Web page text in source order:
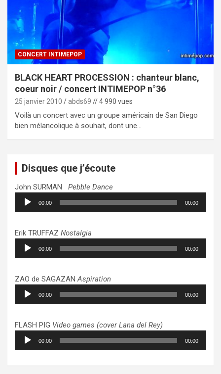
CONCERT INTIMEPOP
BLACK HEART PROCESSION : chanteur blanc,
coeur noir / concert INTIMEPOP n°36
25 janvier 2010 abds69 // 4 990 vues
Voilà un concert avec un groupe américain de San Diego
bien mélancolique à souhait, dont une…
Disques que j’écoute
John SURMAN Pebble Dance
Lecteur
audio
00:00 00:00
Erik TRUFFAZ Nostalgia
Lecteur
audio
00:00 00:00
ZAO de SAGAZANAspiration
Lecteur
audio
00:00 00:00
FLASH PIG Video games (cover Lana del Rey)
Lecteur
audio
00:00 00:00